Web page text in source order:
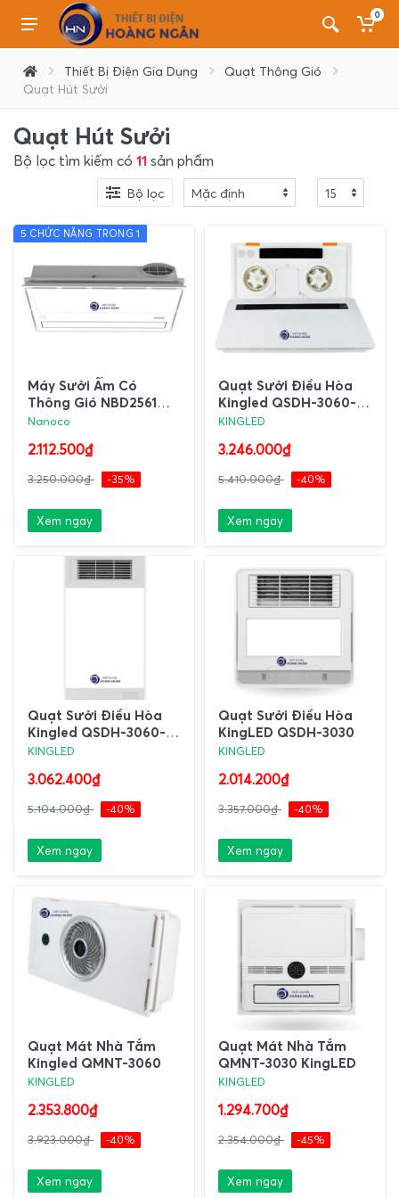
0
Thiết Bị Điện Gia Dụng
Quạt Thông Gió
Quạt Hút Sưởi
Quạt Hút Sưởi
Bộ lọc tìm kiếm có 11 sản phẩm
Bộ lọc
5 CHỨC NĂNG TRONG 1
Máy Sưởi Ấm Có
Thông Gió NBD2561
Nanoco
Nanoco
2.112.500₫
3.250.000₫ -35%
Xem ngay
Quạt Sưởi Điều Hòa
Kingled QSDH-3060-
02
KINGLED
3.246.000₫
5.410.000₫ -40%
Xem ngay
Quạt Sưởi Điều Hòa
Kingled QSDH-3060-
TV
KINGLED
3.062.400₫
5.104.000₫ -40%
Xem ngay
Quạt Sưởi Điều Hòa
KingLED QSDH-3030
KINGLED
2.014.200₫
3.357.000₫ -40%
Xem ngay
Quạt Mát Nhà Tắm
Kingled QMNT-3060
KINGLED
2.353.800₫
3.923.000₫ -40%
Xem ngay
Quạt Mát Nhà Tắm
QMNT-3030 KingLED
KINGLED
1.294.700₫
2.354.000₫ -45%
Xem ngay